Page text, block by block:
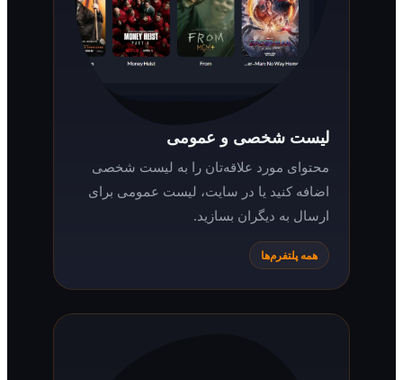
لیست شخصی و عمومی
محتوای مورد علاقه‌تان را به لیست شخصی
اضافه کنید یا در سایت، لیست عمومی برای
ارسال به دیگران بسازید.
همه پلتفرم‌ها